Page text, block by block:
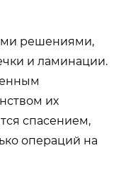
решениями,
и ламинации.
их
спасением,
операций на